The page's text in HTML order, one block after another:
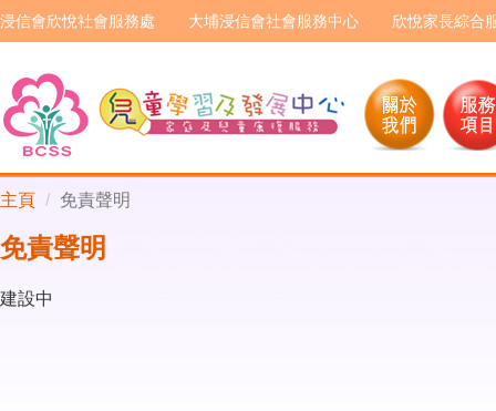
浸信會欣悅社會服務處 大埔浸信會社會服務中心 欣悅家長綜合
主頁 免責聲明
免責聲明
建設中